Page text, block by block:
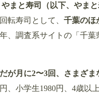
まと寿司（以下、やまと
転寿司として、 千葉のほ
、調査系サイトの「千
が月に2〜3回、さまざ
、小学生1980円、4歳以上